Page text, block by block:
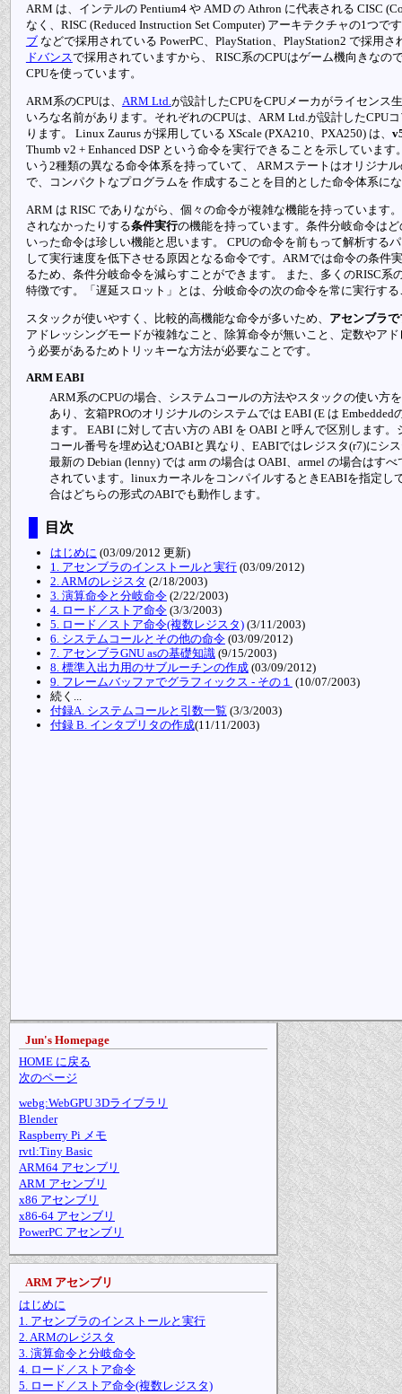
ARM は、インテルの Pentium4 や AMD の Athron に代表される CISC
なく、RISC (Reduced Instruction Set Computer) アーキテクチャの1つで
ブなどで採用されている PowerPC、PlayStation、PlayStation2 で採用
ドバンスで採用されていますから、 RISC系のCPUはゲーム機向きなの
CPUを使っています。
ARM系のCPUは、 ARM Ltd. が設計したCPUをCPUメーカがライセンス
いろな名前があります。それぞれのCPUは、ARM Ltd.が設計したCPU
ります。 Linux Zaurus が採用している XScale (PXA210、PXA250) は、
Thumb v2 + Enhanced DSP という命令を実行できることを示していま
いう2種類の異なる命令体系を持っていて、 ARMステートはオリジナ
で、コンパクトなプログラムを 作成することを目的とした命令体系に
ARM は RISC でありながら、個々の命令が複雑な機能を持っています
されなかったりする条件実行の機能を持っています。条件分岐命令は
いった命令は珍しい機能と思います。 CPUの命令を前もって解析する
して実行速度を低下させる原因となる命令です。ARMでは命令の条件
るため、条件分岐命令を減らすことができます。 また、多くのRISC系
特徴です。「遅延スロット」とは、分岐命令の次の命令を常に実行す
スタックが使いやすく、比較的高機能な命令が多いため、 アセンブラ
アドレッシングモードが複雑なこと、除算命令が無いこと、定数やア
う必要があるためトリッキーな方法が必要なことです。
ARM EABI
ARM系のCPUの場合、システムコールの方法やスタックの使い方
あり、玄箱PROのオリジナルのシステムでは EABI (E は
ます。 EABI に対して古い方の ABI を OABI と呼んで区別します
コール番号を埋め込むOABIと異なり、EABIではレジスタ(r7)にシ
最新の Debian (lenny) では arm の場合は OABI、armel の場合はす
されています。linuxカーネルをコンパイルするときEABIを指定し
合はどちらの形式のABIでも動作します。
目次
はじめに (03/09/2012 更新)
1. アセンブラのインストールと実行(03/09/2012)
2. ARMのレジスタ (2/18/2003)
3. 演算命令と分岐命令(2/22/2003)
4. ロード／ストア命令(3/3/2003)
5. ロード／ストア命令(複数レジスタ)(3/11/2003)
6. システムコールとその他の命令(03/09/2012)
7. アセンブラGNU asの基礎知識(9/15/2003)
8. 標準入出力用のサブルーチンの作成(03/09/2012)
9. フレームバッファでグラフィックス - その１ (10/07/2003)
続く...
付録A. システムコールと引数一覧 (3/3/2003)
付録 B. インタプリタの作成(11/11/2003)
Jun's Homepage
HOME に戻る
次のページ
webg:WebGPU 3Dライブラリ
Blender
Raspberry Pi メモ
rvtl:Tiny Basic
ARM64 アセンブリ
ARM アセンブリ
x86 アセンブリ
x86-64 アセンブリ
PowerPC アセンブリ
ARM アセンブリ
はじめに
1. アセンブラのインストールと実行
2. ARMのレジスタ
3. 演算命令と分岐命令
4. ロード／ストア命令
5. ロード／ストア命令(複数レジスタ)